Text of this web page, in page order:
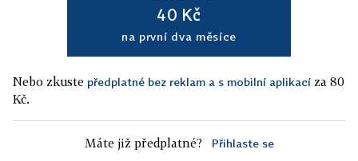
40 Kč
na první dva měsíce
Nebo zkuste předplatné bez reklam a s mobilní aplikací za 80
Kč.
Máte již předplatné? Přihlaste se